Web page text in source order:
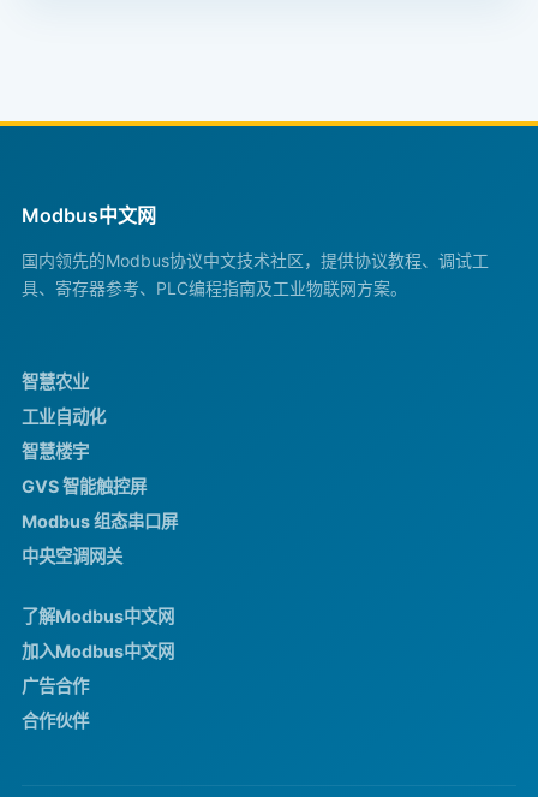
Modbus中文网
国内领先的Modbus协议中文技术社区，提供协议教程、调试工
具、寄存器参考、PLC编程指南及工业物联网方案。
智慧农业
工业自动化
智慧楼宇
GVS 智能触控屏
Modbus 组态串口屏
中央空调网关
了解Modbus中文网
加入Modbus中文网
广告合作
合作伙伴